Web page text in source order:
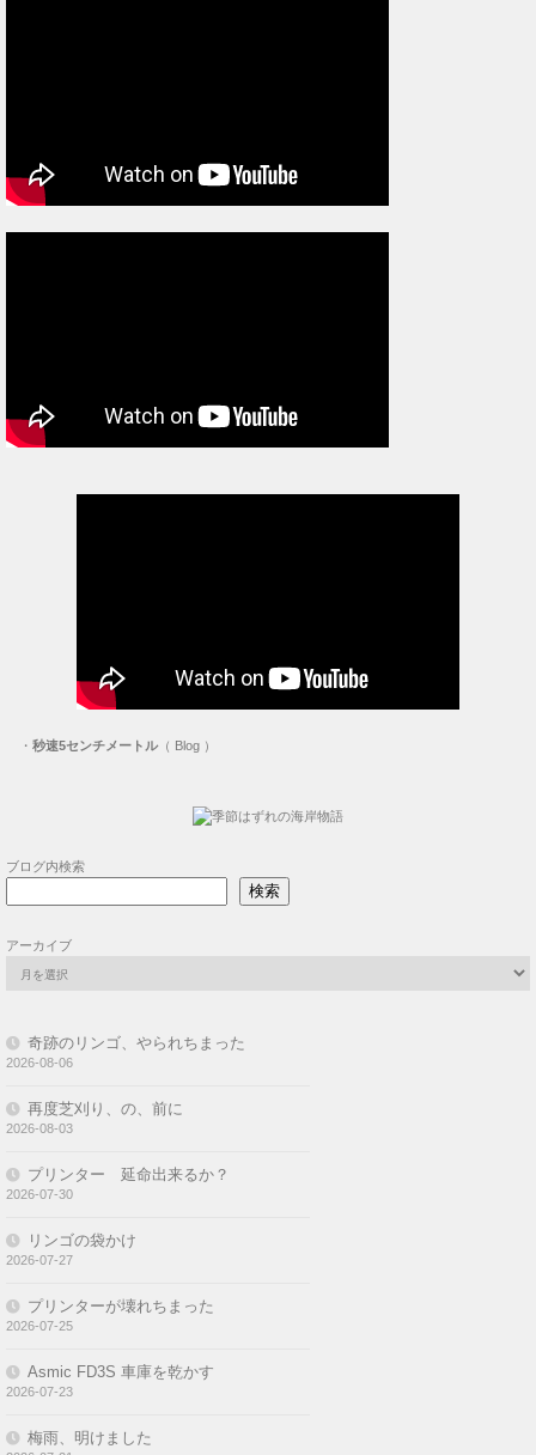
・ 秒速5センチメートル（ Blog ）
ブログ内検索
検索
アーカイブ
奇跡のリンゴ、やられちまった
2026-08-06
再度芝刈り、の、前に
2026-08-03
プリンター 延命出来るか？
2026-07-30
リンゴの袋かけ
2026-07-27
プリンターが壊れちまった
2026-07-25
Asmic FD3S 車庫を乾かす
2026-07-23
梅雨、明けました